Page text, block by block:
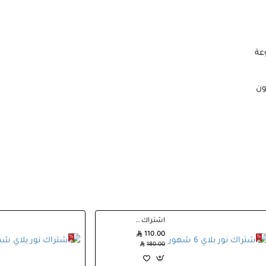
اشتراك نور بلاي 6 شهور
110.00
180.00